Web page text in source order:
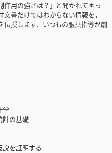
作用の強さは？」と聞かれて困っ
書だけではわからない情報を，
授します．いつもの服薬指導が劇
学
計の基礎
説を証明する